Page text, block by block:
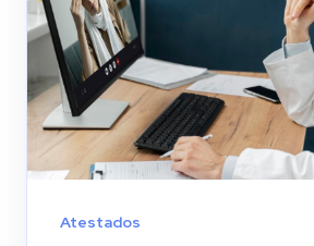
Atestados